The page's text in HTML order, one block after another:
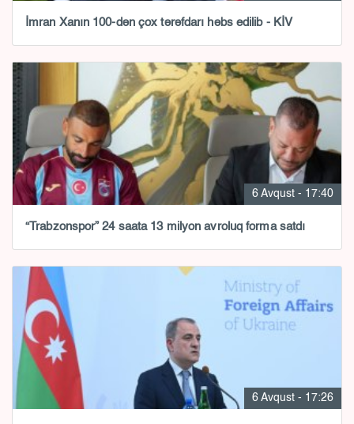
İmran Xanın 100-dən çox tərəfdarı həbs edilib - KİV
6 Avqust - 17:40
“Trabzonspor” 24 saata 13 milyon avroluq forma satdı
6 Avqust - 17:26